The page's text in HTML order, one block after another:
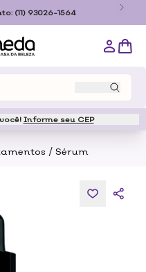
(11) 93026-1564
Informe seu CEP
/ Sérum